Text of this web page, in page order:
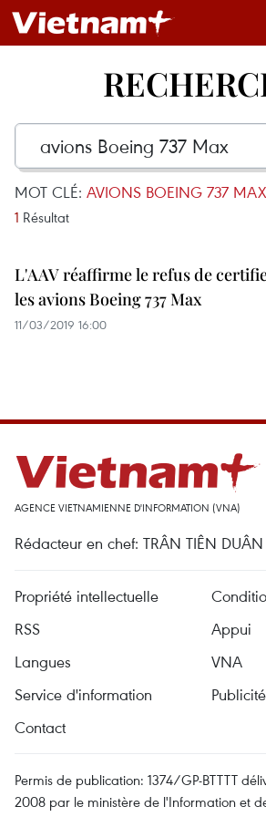
MOT CLÉ: AVIONS BOEING 737 MAX
1 Résultat
L'AAV réaffirme le refus de
les avions Boeing 737 Max
11/03/2019 16:00
AGENCE VIETNAMIENNE D'INFORMATION (VNA)
Rédacteur en chef: TRÂN TIÊN DUÂN
Propriété intellectuelle
RSS
Appui
Langues
VNA
Service d'information
Publicité
Contact
Permis de publication: 1374/GP-BTTTT
2008 par le ministère de l'Information et